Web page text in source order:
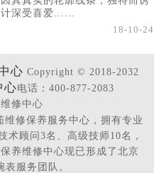
深受喜爱......
18-10-24
心 Copyright © 2018-2032
心电话：400-877-2083
修中心
维修保养服务中心，拥有专业
术顾问3名、高级技师10名，
养维修中心现已形成了北京
表服务团队。